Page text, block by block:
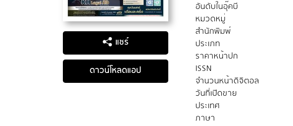
แชร์
ดาวน์โหลดแอป
อันดับในอุ๊คบี
หมวดหมู่
สำนักพิมพ์
ประเภท
ราคาหน้าปก
ISSN
จำนวนหน้าดิจิตอล
วันที่เปิดขาย
ประเทศ
ภาษา